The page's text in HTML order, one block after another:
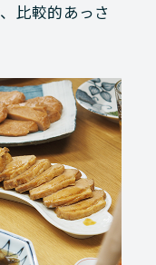
比較的あっさ